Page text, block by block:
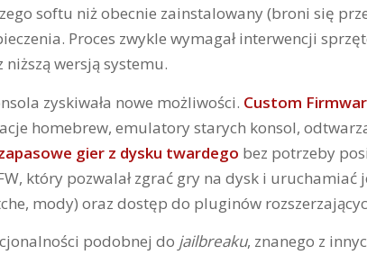
softu niż obecnie zainstalowany (broni się
Proces zwykle wymagał interwencji
wersją systemu.
zyskiwała nowe możliwości. Custom
homebrew, emulatory starych konsol,
gier z dysku twardego bez potrzeby
który pozwalał zgrać gry na dysk i
mody) oraz dostęp do pluginów
podobnej do jailbreaku, znanego z